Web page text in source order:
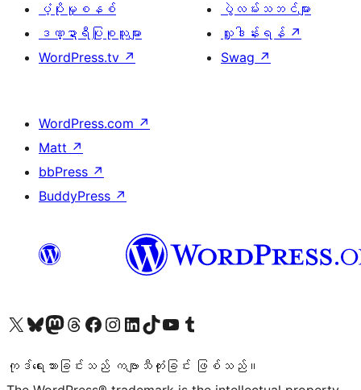
ပံ့ပိုးမှုစနစ်
ဒဏ္ဍာရီပြုစုသူများ
WordPress.tv ↗
ပွဲလမ်းသဘင်များ
လှူဒါန်းရန် ↗
Swag ↗
WordPress.com ↗
Matt ↗
bbPress ↗
BuddyPress ↗
ကျွန်ုပ်တို့၏ X (ယခင် Twitter) အကောင့်သို့ သွားရောက်ကြည့်ရှုပါကျွန်ုပ်တို့၏ Bluesky အကောင့်သို့ ဝင်ရောက်ကြည့်ရှုရန်
ကျွန်ုပ်တို့၏ Mastodon အကောင့်သို့ သွားရောက်ကြည့်ရှုပါကျွန်ုပ်တို့၏ Threads အကောင့်သို့ ဝင်ရောက်ကြည့်ရှုရန်
ကျွန်ုပ်တို့၏ Facebook စာမျက်နှာသို့ သွားရောက်ကြည့်ရှုပါကျွန်ုပ်တို့၏ Instagram အကောင့်သို့ သွားရောက်ကြည့်ရှုပါ ကျွန်ုပ်တို့၏ LinkedIn အကောင့်သို့ သွားရောက်ကြည့်ရှုပါကျွန်ုပ်တို့၏ TikTok အကောင့်သို့ ဝင်ရောက်ကြည့်ရှုရန်
ကျွန်ုပ်တို့၏ YouTube ချန်နယ်သို့ သွားရောက်ကြည့်ရှုပါ ကျွန်ုပ်တို့၏ Tumblr အကောင့်သို့ ဝင်ရောက်ကြည့်ရှုရန်
ကုဒ်ရေးသားခြင်းသည် ကဗျာသီကုံးခြင်း ဖြစ်သည်။